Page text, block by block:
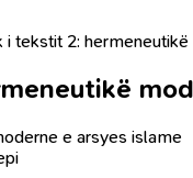
i tekstit 2:
e arsyes islame